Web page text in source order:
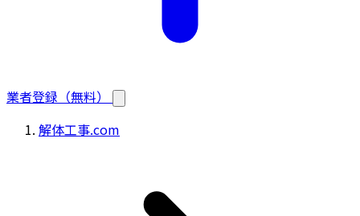
業者登録（無料）
解体工事.com